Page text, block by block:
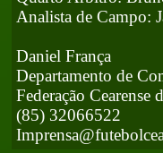
Analista de Campo:
Daniel França
Departamento de
Federação Cearense
(85) 32066522